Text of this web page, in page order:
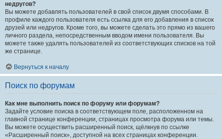
недругов?
Вы можете добавлять пользователей в свой список двумя способами. В
профиле каждого пользователя есть ссылка для его добавления в список
друзей или недругов. Кроме того, вы можете сделать это прямо из вашего
личного раздела, непосредственным вводом имени пользователя. Вы
можете также удалять пользователей из соответствующих списков на той
же странице.
Вернуться к началу
Поиск по форумам
Как мне выполнить поиск по форуму или форумам?
Задайте условие поиска в соответствующем поле, расположенном на
главной странице конференции, страницах просмотра форума или темы.
Вы можете осуществить расширенный поиск, щёлкнув по ссылке
«Расширенный поиск», доступной на всех страницах конференции.